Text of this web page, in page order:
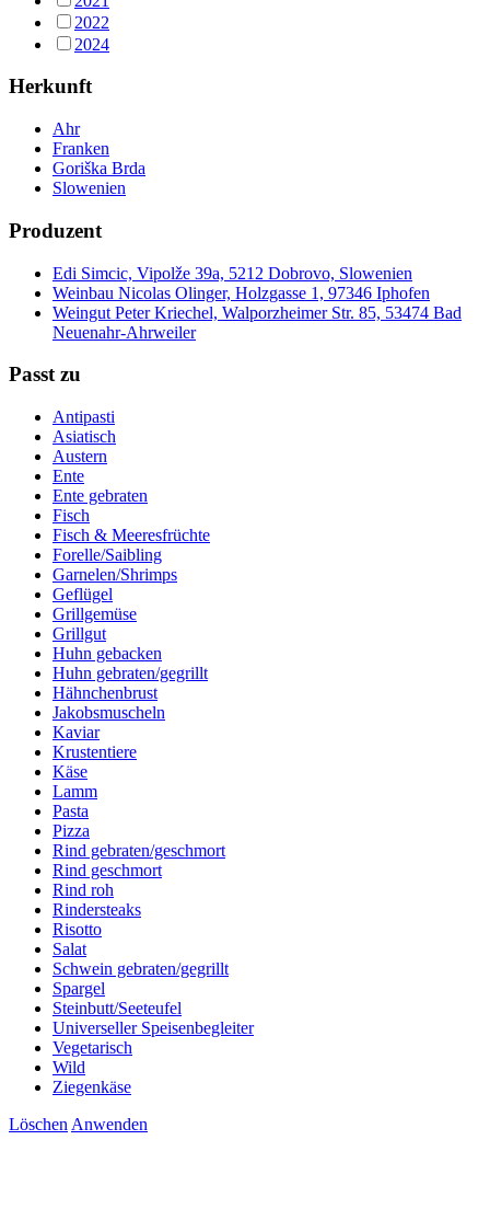
2022
2024
Herkunft
Ahr
Franken
Goriška Brda
Slowenien
Produzent
Edi Simcic, Vipolže 39a, 5212 Dobrovo, Slowenien
Weinbau Nicolas Olinger, Holzgasse 1, 97346 Iphofen
Weingut Peter Kriechel, Walporzheimer Str. 85, 53474 Bad
Neuenahr-Ahrweiler
Passt zu
Antipasti
Asiatisch
Austern
Ente
Ente gebraten
Fisch
Fisch & Meeresfrüchte
Forelle/Saibling
Garnelen/Shrimps
Geflügel
Grillgemüse
Grillgut
Huhn gebacken
Huhn gebraten/gegrillt
Hähnchenbrust
Jakobsmuscheln
Kaviar
Krustentiere
Käse
Lamm
Pasta
Pizza
Rind gebraten/geschmort
Rind geschmort
Rind roh
Rindersteaks
Risotto
Salat
Schwein gebraten/gegrillt
Spargel
Steinbutt/Seeteufel
Universeller Speisenbegleiter
Vegetarisch
Wild
Ziegenkäse
Löschen Anwenden